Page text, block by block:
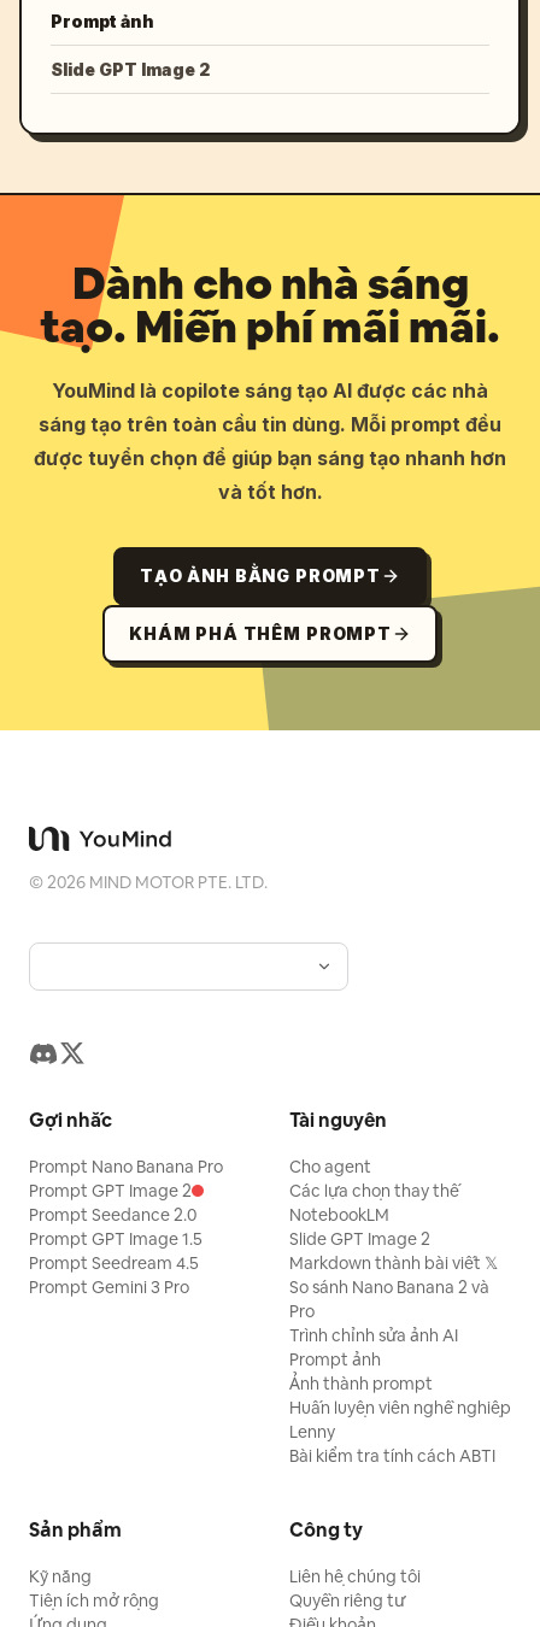
Prompt ảnh
Slide GPT Image 2
Dành cho nhà sáng
tạo. Miễn phí mãi mãi.
YouMind là copilote sáng tạo AI được các nhà
sáng tạo trên toàn cầu tin dùng. Mỗi prompt đều
được tuyển chọn để giúp bạn sáng tạo nhanh hơn
và tốt hơn.
TẠO ẢNH BẰNG PROMPT
KHÁM PHÁ THÊM PROMPT
©2026 MIND MOTOR PTE. LTD.
Gợi nhắc
Prompt Nano Banana Pro
Prompt GPT Image 2
Prompt Seedance 2.0
Prompt GPT Image 1.5
Prompt Seedream 4.5
Prompt Gemini 3 Pro
Tài nguyên
Cho agent
Các lựa chọn thay thế
NotebookLM
Slide GPT Image 2
Markdown thành bài viết 𝕏
So sánh Nano Banana 2 và
Pro
Trình chỉnh sửa ảnh AI
Prompt ảnh
Ảnh thành prompt
Huấn luyện viên nghề nghiệp
Lenny
Bài kiểm tra tính cách ABTI
Sản phẩm
Kỹ năng
Tiện ích mở rộng
Công ty
Liên hệ chúng tôi
Quyền riêng tư